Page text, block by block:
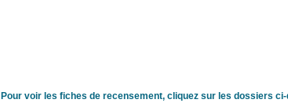
Pour voir les fiches de recensement, cliquez sur les dossiers